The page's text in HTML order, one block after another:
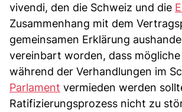
vivendi, den die Schweiz und die
Zusammenhang mit dem
gemeinsamen Erklärung
vereinbart worden, dass
während der Verhandlungen im
Parlament vermieden werden
Ratifizierungsprozess nicht zu